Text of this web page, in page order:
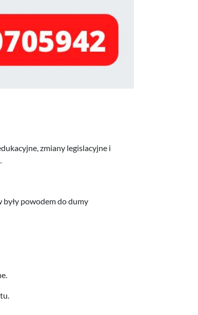
zmiany legislacyjne i
powodem do dumy